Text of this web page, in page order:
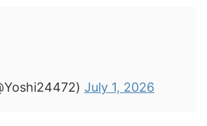
July 1, 2026